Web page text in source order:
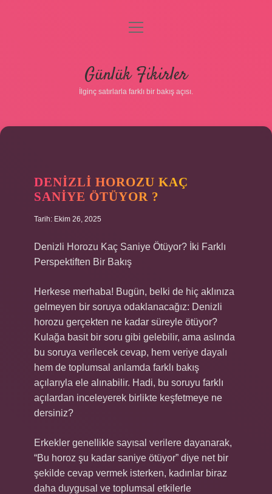
Gizlilik Politikası
Hakkımızda
menüyü
Günlük Fikirler
İlginç satırlarla farklı bir bakış açısı.
DENIZLI HOROZU KAÇ
SANIYE ÖTÜYOR ?
Tarih: Ekim 26, 2025
Denizli Horozu Kaç Saniye Ötüyor? İki Farklı
Perspektiften Bir Bakış
Herkese merhaba! Bugün, belki de hiç aklınıza
gelmeyen bir soruya odaklanacağız: Denizli
horozu gerçekten ne kadar süreyle ötüyor?
Kulağa basit bir soru gibi gelebilir, ama aslında
bu soruya verilecek cevap, hem veriye dayalı
hem de toplumsal anlamda farklı bakış
açılarıyla ele alınabilir. Hadi, bu soruyu farklı
açılardan inceleyerek birlikte keşfetmeye ne
dersiniz?
Erkekler genellikle sayısal verilere dayanarak,
“Bu horoz şu kadar saniye ötüyor” diye net bir
şekilde cevap vermek isterken, kadınlar biraz
daha duygusal ve toplumsal etkilerle